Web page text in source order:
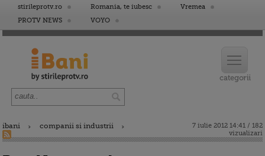
stirileprotv.ro Romania, te iubesc
Vremea
PROTV NEWS
VOYO
ibani companii si industrii
7 iulie 2012 14:41 / 182
vizualizari